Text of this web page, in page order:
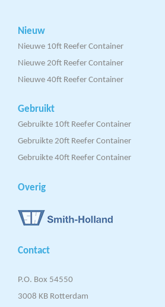
Nieuw
Nieuwe 10ft Reefer Container
Nieuwe 20ft Reefer Container
Nieuwe 40ft Reefer Container
Gebruikt
Gebruikte 10ft Reefer Container
Gebruikte 20ft Reefer Container
Gebruikte 40ft Reefer Container
Overig
Contact
P.O. Box 54550
3008 KB Rotterdam